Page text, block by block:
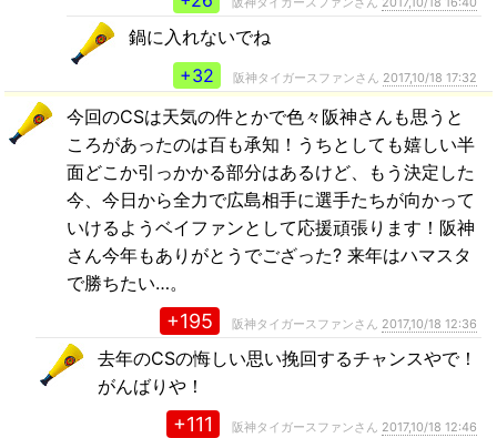
鍋に入れないでね
+32
阪神タイガースファンさん 2017,10/18 17:32
今回のCSは天気の件とかで色々阪神さんも思うと
ころがあったのは百も承知！うちとしても嬉しい半
面どこか引っかかる部分はあるけど、もう決定した
今、今日から全力で広島相手に選手たちが向かって
いけるようベイファンとして応援頑張ります！阪神
さん今年もありがとうでござった? 来年はハマスタ
で勝ちたい…。
+195 阪神タイガースファンさん 2017,10/18 12:36
去年のCSの悔しい思い挽回するチャンスやで！
がんばりや！
+111 阪神タイガースファンさん 2017,10/18 12:46